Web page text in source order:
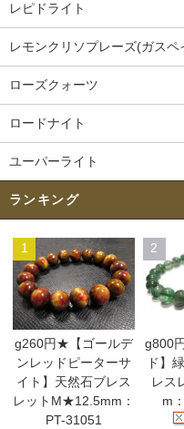
レピドライト
レモンクリソプレーズ(ガスペ
ローズクォーツ
ロードナイト
ユーパーライト
ランキング
1
g260円★【ゴールデ
ンレッドピーターサ
イト】天然石ブレス
レットM★12.5mm：
PT-31051
2
g800
ド】
レス
m